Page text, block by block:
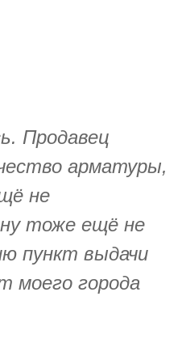
Продавец
арматуры,
не
тоже ещё не
пункт выдачи
моего города